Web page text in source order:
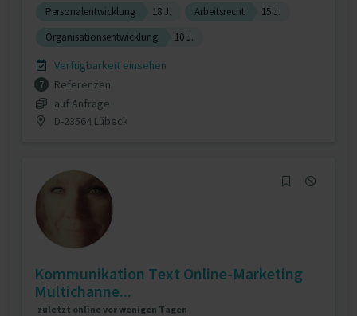
Personalentwicklung 18 J. Arbeitsrecht
15 J.
Organisationsentwicklung
10 J.
Verfügbarkeit einsehen
7
Referenzen
auf Anfrage
D-23564 Lübeck
Kommunikation Text Online-Marketing
Multichanne...
zuletzt online vor wenigen Tagen